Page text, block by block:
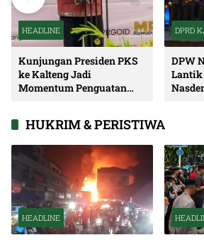
HEADLINE
Kunjungan Presiden PKS
ke Kalteng Jadi
Momentum Penguatan
DPRD
DPW
Lantik
HUKRIM & PERISTIWA
HEADLINE